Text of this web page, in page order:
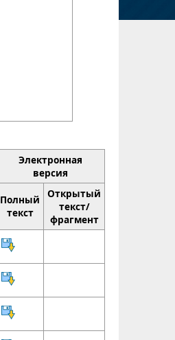
Электронная
версия
Полный
текст
Открытый
текст/
фрагмент